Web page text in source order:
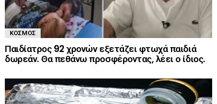
ΚΌΣΜΟΣ
Παιδίατρος 92 χρονών εξετάζει φτωχά παιδιά
δωρεάν. Θα πεθάνω προσφέροντας, λέει ο ίδιος.